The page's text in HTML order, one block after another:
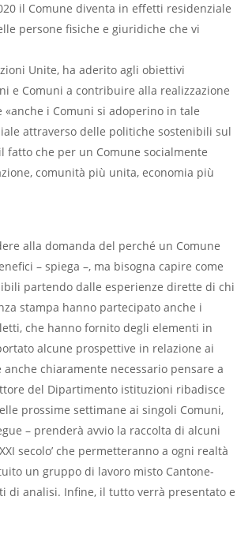
il Comune diventa in effetti residenziale
persone fisiche e giuridiche che vi
Unite, ha aderito agli obiettivi
e Comuni a contribuire alla realizzazione
i Comuni si adoperino in tale
attraverso delle politiche sostenibili sul
fatto che per un Comune socialmente
comunità più unita, economia più
alla domanda del perché un Comune
– spiega –, ma bisogna capire come
partendo dalle esperienze dirette di chi
stampa hanno partecipato anche i
che hanno fornito degli elementi in
alcune prospettive in relazione ai
chiaramente necessario pensare a
del Dipartimento istituzioni ribadisce
prossime settimane ai singoli Comuni,
– prenderà avvio la raccolta di alcuni
secolo’ che permetteranno a ogni realtà
un gruppo di lavoro misto Cantone-
di analisi. Infine, il tutto verrà presentato e